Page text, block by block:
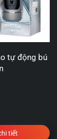
tự động bú
tiết